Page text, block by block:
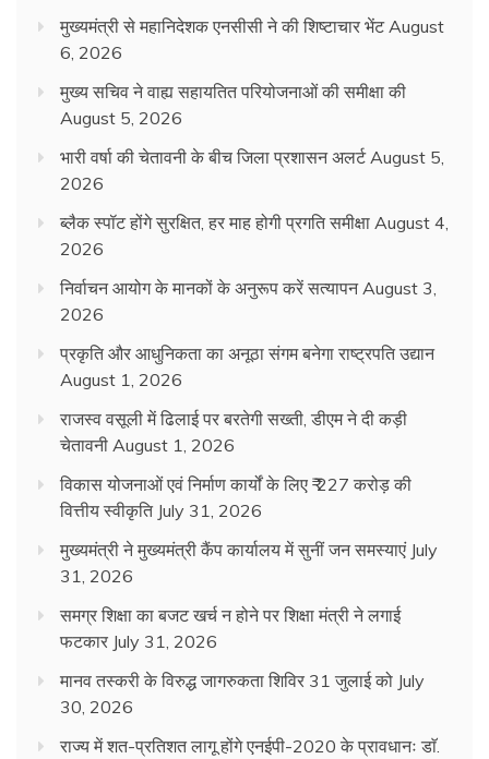
मुख्यमंत्री से महानिदेशक एनसीसी ने की शिष्टाचार भेंट August
6, 2026
मुख्य सचिव ने वाह्य सहायतित परियोजनाओं की समीक्षा की
August 5, 2026
भारी वर्षा की चेतावनी के बीच जिला प्रशासन अलर्ट August 5,
2026
ब्लैक स्पॉट होंगे सुरक्षित, हर माह होगी प्रगति समीक्षा August 4,
2026
निर्वाचन आयोग के मानकों के अनुरूप करें सत्यापन August 3,
2026
प्रकृति और आधुनिकता का अनूठा संगम बनेगा राष्ट्रपति उद्यान
August 1, 2026
राजस्व वसूली में ढिलाई पर बरतेगी सख्ती, डीएम ने दी कड़ी
चेतावनी August 1, 2026
विकास योजनाओं एवं निर्माण कार्यों के लिए ₹ 227 करोड़ की
वित्तीय स्वीकृति July 31, 2026
मुख्यमंत्री ने मुख्यमंत्री कैंप कार्यालय में सुनीं जन समस्याएं July
31, 2026
समग्र शिक्षा का बजट खर्च न होने पर शिक्षा मंत्री ने लगाई
फटकार July 31, 2026
मानव तस्करी के विरुद्ध जागरुकता शिविर 31 जुलाई को July
30, 2026
राज्य में शत-प्रतिशत लागू होंगे एनईपी-2020 के प्रावधानः डाॅ.